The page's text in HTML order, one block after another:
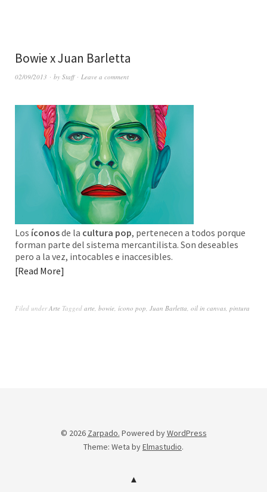
Bowie x Juan Barletta
02/09/2013 by Staff Leave a comment
Los íconosde la cultura pop, pertenecen a todos porque
forman parte del sistema mercantilista. Son deseables
pero a la vez, intocables e inaccesibles.
Read More
Filed underArte Tagged arte, bowie, ícono pop, Juan Barletta, oil in canvas, pintura
© 2026 Zarpado. Powered byWordPress
Theme: Weta byElmastudio.